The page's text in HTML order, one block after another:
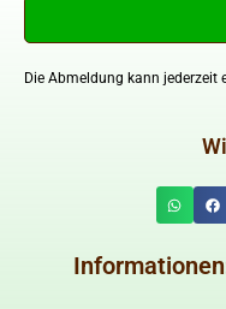
Die Abmeldung kann jederzeit